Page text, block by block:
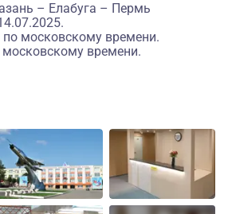
– Елабуга – Пермь
по московскому времени.
времени.